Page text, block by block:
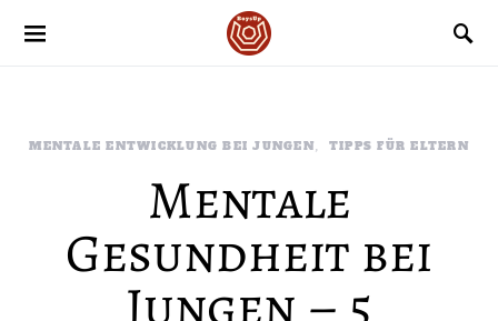
MENTALE ENTWICKLUNG BEI JUNGEN TIPPS FÜR ELTERN
Mentale
Gesundheit bei